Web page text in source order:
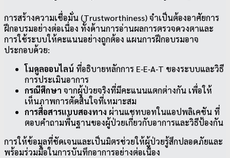
การสร้างความเชื่อมั่น (Trustworthiness) จำเป็นต้องอาศัยการ
ฝึกอบรมอย่างต่อเนื่อง ทั้งด้านการอ่านผลการตรวจดวงตาและ
การใช้ระบบให้คะแนนอย่างถูกต้อง แผนการฝึกอบรมอาจ
ประกอบด้วย:
โมดูลออนไลน์ ที่อธิบายหลักการ E‑E‑A‑T ของระบบและวิธี
การประเมินอาการ
กรณีศึกษา จากผู้ป่วยจริงที่มีคะแนนแตกต่างกัน เพื่อให้
เห็นภาพการตัดสินใจที่เหมาะสม
การสื่อสารแบบสองทาง ผ่านแชทบอทในแอปพลิเคชัน ที่
ตอบคำถามพื้นฐานของผู้ป่วยเกี่ยวกับอาการและวิธีป้องกัน
การให้ข้อมูลที่ชัดเจนและเป็นมิตรช่วยให้ผู้ป่วยรู้สึกปลอดภัยและ
พร้อมร่วมมือในการบันทึกอาการอย่างต่อเนื่อง